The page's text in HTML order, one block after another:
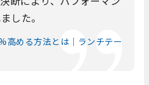
した。
高める方法とは｜ランチテー